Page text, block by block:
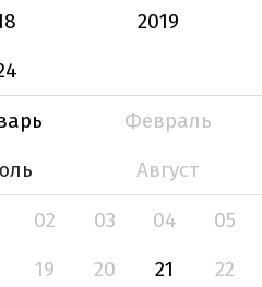
2019
Февраль
Август
02 03 04 05
19 20 21 22